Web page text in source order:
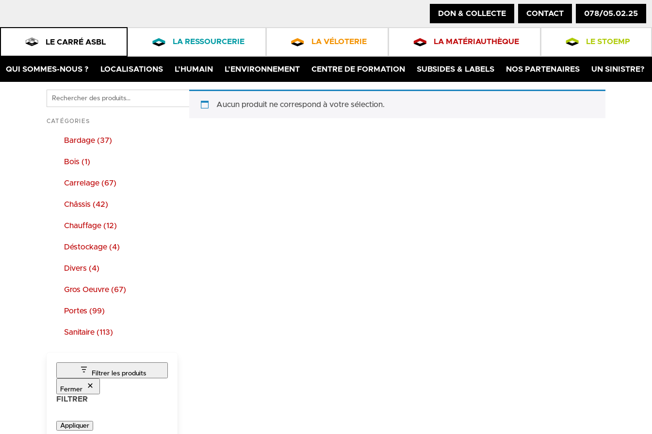
DON & COLLECTE CONTACT 078/05.02.25
LE CARRÉ ASBL LA RESSOURCERIE LA VÉLOTERIE LA MATÉRIAUTHÈQUE LE STOEMP
QUI SOMMES-NOUS ? LOCALISATIONS L’HUMAIN L’ENVIRONNEMENT CENTRE DE FORMATION SUBSIDES & LABELS NOS PARTENAIRES UN SINISTRE?
Rechercher
des
produits
CATÉGORIES
Bardage (37)
Bois (1)
Carrelage (67)
Châssis (42)
Chauffage (12)
Déstockage (4)
Divers (4)
Gros Oeuvre (67)
Portes (99)
Sanitaire (113)
Filtrer les produits
Fermer
FILTRER
Appliquer
Aucun produit ne correspond à votre sélection.